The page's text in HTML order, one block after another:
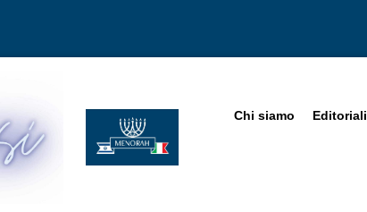
Chi siamo Editoriali